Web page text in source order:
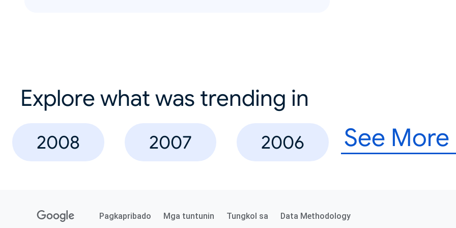
Explore what was trending in
2008 2007 2006 See More
Pagkapribado Mga tuntunin Tungkol sa Data Methodology